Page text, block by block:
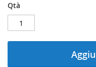
Qtà